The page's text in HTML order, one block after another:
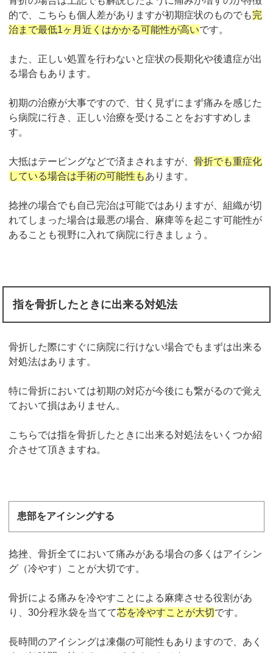
的で、こちらも個人差がありますが初期症状のものでも完
治まで最低1ヶ月近くはかかる可能性が高いです。
また、正しい処置を行わないと症状の長期化や後遺症が出
る場合もあります。
初期の治療が大事ですので、甘く見ずにまず痛みを感じた
ら病院に行き、正しい治療を受けることをおすすめしま
す。
大抵はテーピングなどで済まされますが、骨折でも重症化
している場合は手術の可能性もあります。
捻挫の場合でも自己完治は可能ではありますが、組織が切
れてしまった場合は最悪の場合、麻痺等を起こす可能性が
あることも視野に入れて病院に行きましょう。
指を骨折したときに出来る対処法
骨折した際にすぐに病院に行けない場合でもまずは出来る
対処法はあります。
特に骨折においては初期の対応が今後にも繋がるので覚え
ておいて損はありません。
こちらでは指を骨折したときに出来る対処法をいくつか紹
介させて頂きますね。
患部をアイシングする
捻挫、骨折全てにおいて痛みがある場合の多くはアイシン
グ（冷やす）ことが大切です。
骨折による痛みを冷やすことによる麻痺させる役割があ
り、30分程氷袋を当てて芯を冷やすことが大切です。
長時間のアイシングは凍傷の可能性もありますので、あく